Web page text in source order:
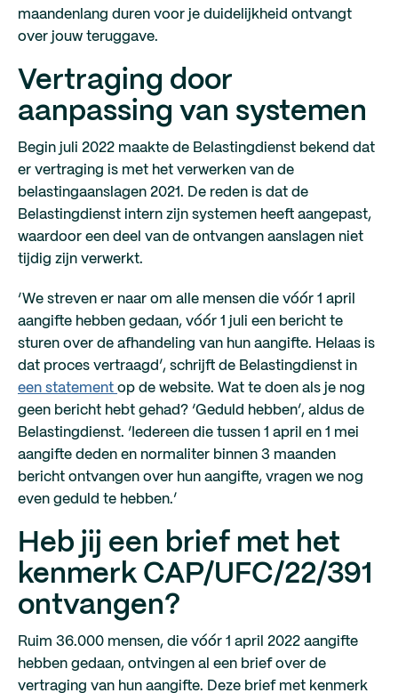
maandenlang duren voor je duidelijkheid ontvangt
over jouw teruggave.
Vertraging door
aanpassing van systemen
Begin juli 2022 maakte de Belastingdienst bekend dat
er vertraging is met het verwerken van de
belastingaanslagen 2021. De reden is dat de
Belastingdienst intern zijn systemen heeft aangepast,
waardoor een deel van de ontvangen aanslagen niet
tijdig zijn verwerkt.
‘We streven er naar om alle mensen die vóór 1 april
aangifte hebben gedaan, vóór 1 juli een bericht te
sturen over de afhandeling van hun aangifte. Helaas is
dat proces vertraagd’, schrijft de Belastingdienst in
een statement op de website. Wat te doen als je nog
geen bericht hebt gehad? ‘Geduld hebben’, aldus de
Belastingdienst. ‘Iedereen die tussen 1 april en 1 mei
aangifte deden en normaliter binnen 3 maanden
bericht ontvangen over hun aangifte, vragen we nog
even geduld te hebben.’
Heb jij een brief met het
kenmerk CAP/UFC/22/391
ontvangen?
Ruim 36.000 mensen, die vóór 1 april 2022 aangifte
hebben gedaan, ontvingen al een brief over de
vertraging van hun aangifte. Deze brief met kenmerk